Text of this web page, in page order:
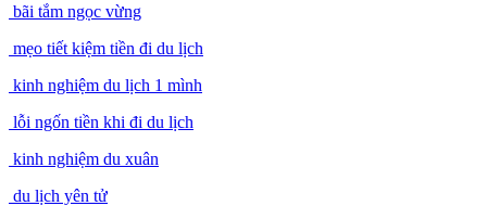
địa điểm du xuân 2017
bãi tắm ngọc vừng
mẹo tiết kiệm tiền đi du lịch
kinh nghiệm du lịch 1 mình
lỗi ngốn tiền khi đi du lịch
kinh nghiệm du xuân